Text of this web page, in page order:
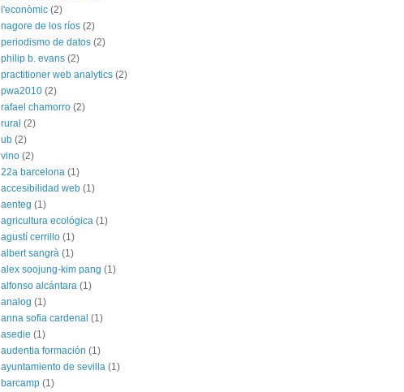
l'econòmic (2)
nagore de los ríos (2)
periodismo de datos (2)
philip b. evans (2)
practitioner web analytics (2)
pwa2010 (2)
rafael chamorro (2)
rural (2)
ub (2)
vino (2)
22a barcelona (1)
accesibilidad web (1)
aenteg (1)
agricultura ecológica (1)
agustí cerrillo (1)
albert sangrà (1)
alex soojung-kim pang (1)
alfonso alcántara (1)
analog (1)
anna sofia cardenal (1)
asedie (1)
audentia formación (1)
ayuntamiento de sevilla (1)
barcamp (1)